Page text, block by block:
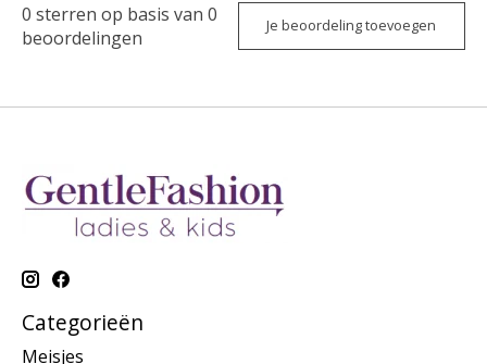
0 sterren op basis van 0
beoordelingen
Je beoordeling toevoegen
Categorieën
Meisjes